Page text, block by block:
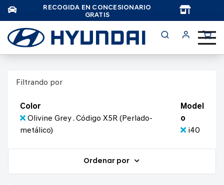
RECOGIDA EN CONCESIONARIO
GRATIS
Filtrando por
Color
Olivine Grey . Código X5R (Perlado-
metálico)
Model
o
i40
Ordenar por